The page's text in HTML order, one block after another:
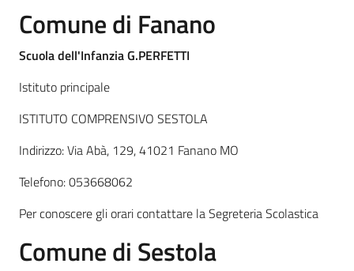
Comune di Fanano
Scuola dell'Infanzia G.PERFETTI
Istituto principale
ISTITUTO COMPRENSIVO SESTOLA
Indirizzo: Via Abà, 129, 41021 Fanano MO
Telefono: 053668062
Per conoscere gli orari contattare la Segreteria Scolastica
Comune di Sestola